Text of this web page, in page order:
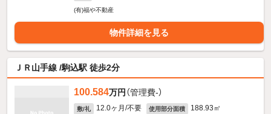
(有)福や不動産
物件詳細を見る
ＪＲ山手線 /駒込駅 徒歩2分
100.584万円 （管理費-）
敷/礼 12.0ヶ月/不要 使用部分面積 188.93㎡